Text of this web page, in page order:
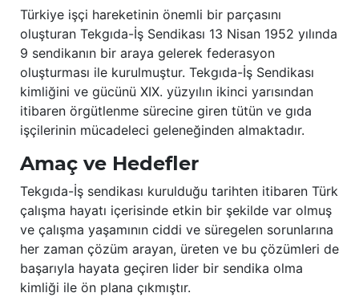
Türkiye işçi hareketinin önemli bir parçasını
oluşturan Tekgıda-İş Sendikası 13 Nisan 1952 yılında
9 sendikanın bir araya gelerek federasyon
oluşturması ile kurulmuştur. Tekgıda-İş Sendikası
kimliğini ve gücünü XIX. yüzyılın ikinci yarısından
itibaren örgütlenme sürecine giren tütün ve gıda
işçilerinin mücadeleci geleneğinden almaktadır.
Amaç ve Hedefler
Tekgıda-İş sendikası kurulduğu tarihten itibaren Türk
çalışma hayatı içerisinde etkin bir şekilde var olmuş
ve çalışma yaşamının ciddi ve süregelen sorunlarına
her zaman çözüm arayan, üreten ve bu çözümleri de
başarıyla hayata geçiren lider bir sendika olma
kimliği ile ön plana çıkmıştır.